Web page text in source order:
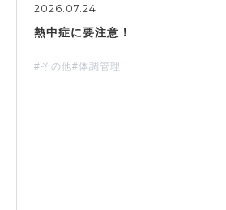
2026.07.24
熱中症に要注意！
#その他#体調管理